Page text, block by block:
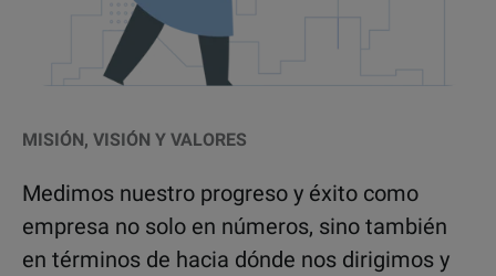
MISIÓN, VISIÓN Y VALORES
Medimos nuestro progreso y éxito como
empresa no solo en números, sino también
en términos de hacia dónde nos dirigimos y